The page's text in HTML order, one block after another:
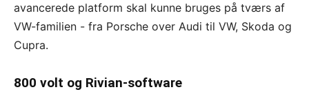
avancerede platform skal kunne bruges på tværs af
VW-familien - fra Porsche over Audi til VW, Skoda og
Cupra.
800 volt og Rivian-software